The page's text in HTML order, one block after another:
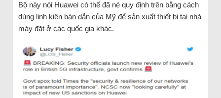
Bộ này nói Huawei có thể đã né quy định trên bằng cách
dùng linh kiện bán dẫn của Mỹ để sản xuất thiết bị tại nhà
máy đặt ở các quốc gia khác.